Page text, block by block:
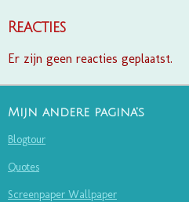
Reacties
Er zijn geen reacties geplaatst.
Mijn andere pagina's
Blogtour
Quotes
Screenpaper Wallpaper